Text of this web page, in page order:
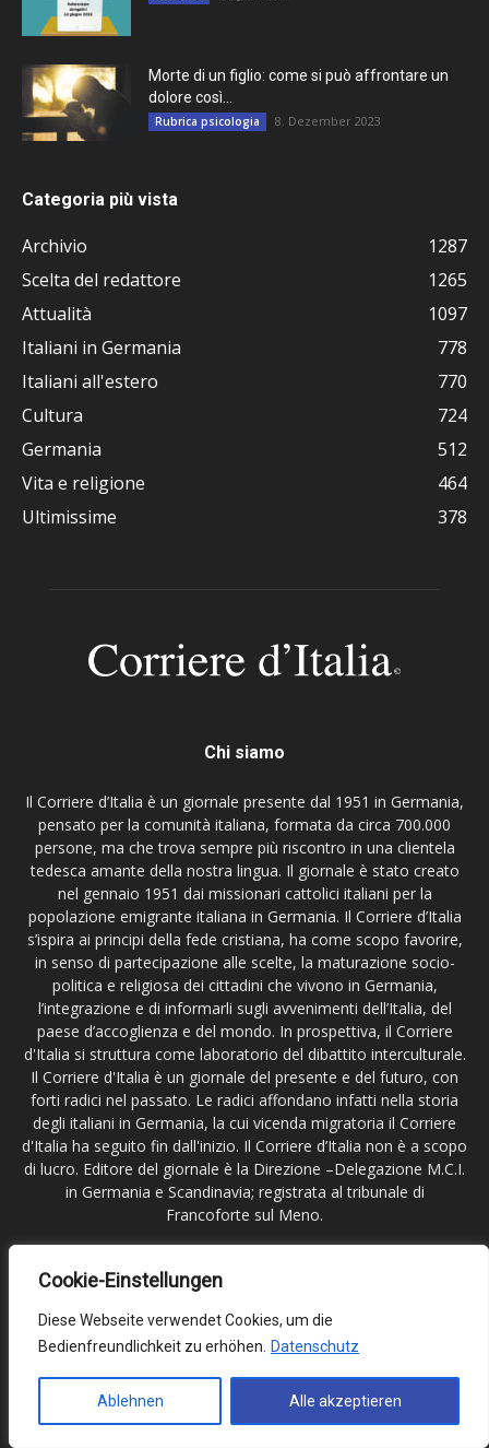
Cookie-Einstellungen
Diese Webseite verwendet Cookies, um die
Bedienfreundlichkeit zu erhöhen.
Datenschutz
Ablehnen Alle akzeptieren
Morte di un figlio: come si può affrontare un
dolore così...
Rubrica psicologia 8. Dezember 2023
Categoria più vista
Archivio
1287
Scelta del redattore
1265
Attualità
1097
Italiani in Germania
778
Italiani all'estero
770
Cultura
724
Germania
512
Vita e religione
464
Ultimissime
378
Chi siamo
Il Corriere d’Italia è un giornale presente dal 1951 in Germania,
pensato per la comunità italiana, formata da circa 700.000
persone, ma che trova sempre più riscontro in una clientela
tedesca amante della nostra lingua. Il giornale è stato creato
nel gennaio 1951 dai missionari cattolici italiani per la
popolazione emigrante italiana in Germania. Il Corriere d’Italia
s’ispira ai principi della fede cristiana, ha come scopo favorire,
in senso di partecipazione alle scelte, la maturazione socio-
politica e religiosa dei cittadini che vivono in Germania,
l’integrazione e di informarli sugli avvenimenti dell’Italia, del
paese d’accoglienza e del mondo. In prospettiva, il Corriere
d'Italia si struttura come laboratorio del dibattito interculturale.
Il Corriere d'Italia è un giornale del presente e del futuro, con
forti radici nel passato. Le radici affondano infatti nella storia
degli italiani in Germania, la cui vicenda migratoria il Corriere
d'Italia ha seguito fin dall'inizio. Il Corriere d’Italia non è a scopo
di lucro. Editore del giornale è la Direzione –Delegazione M.C.I.
in Germania e Scandinavia; registrata al tribunale di
Francoforte sul Meno.
Seguici